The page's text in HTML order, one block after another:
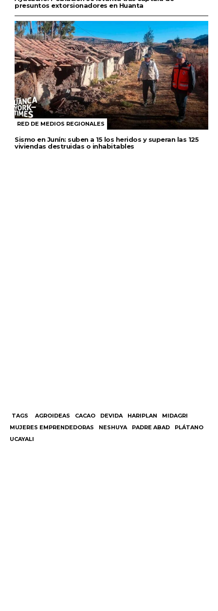
presuntos extorsionadores en Huanta
RED DE MEDIOS REGIONALES
Sismo en Junín: suben a 15 los heridos y superan las 125
viviendas destruidas o inhabitables
TAGS AGROIDEAS CACAO DEVIDA HARIPLAN
MIDAGRI
MUJERES EMPRENDEDORAS
NESHUYA PADRE ABAD
PLÁTANO
UCAYALI